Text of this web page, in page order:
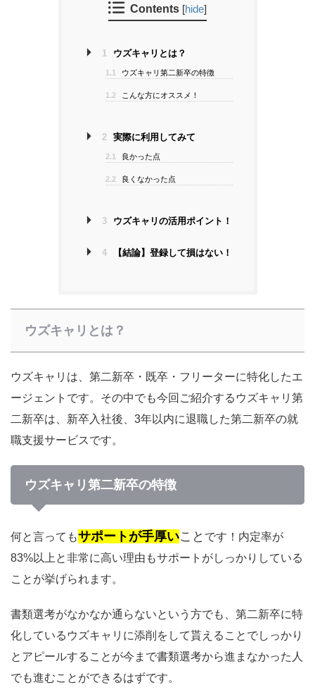
Contents [hide]
1 ウズキャリとは？
1.1 ウズキャリ第二新卒の特徴
1.2 こんな方にオススメ！
2 実際に利用してみて
2.1 良かった点
2.2 良くなかった点
3 ウズキャリの活用ポイント！
4 【結論】登録して損はない！
ウズキャリとは？
ウズキャリは、第二新卒・既卒・フリーターに特化したエ
ージェントです。その中でも今回ご紹介するウズキャリ第
二新卒は、新卒入社後、3年以内に退職した第二新卒の就
職支援サービスです。
ウズキャリ第二新卒の特徴
何と言ってもサポートが手厚いこと です！内定率が
83%以上と非常に高い理由もサポートがしっかりしている
ことが挙げられます。
書類選考がなかなか通らないという方でも、第二新卒に特
化しているウズキャリに添削をして貰えることでしっかり
とアピールすることが今まで書類選考から進まなかった人
でも進むことができるはずです。